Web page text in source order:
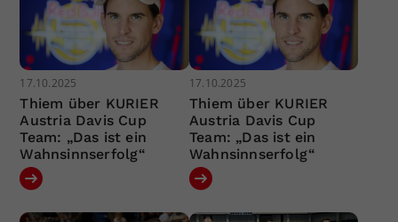
17.10.2025
Thiem über KURIER
Austria Davis Cup
Team: „Das ist ein
Wahnsinnserfolg“
17.10.2025
Thiem über KURIER
Austria Davis Cup
Team: „Das ist ein
Wahnsinnserfolg“